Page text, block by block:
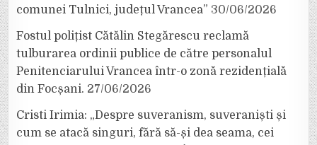
comunei Tulnici, județul Vrancea” 30/06/2026
Fostul polițist Cătălin Stegărescu reclamă
tulburarea ordinii publice de către personalul
Penitenciarului Vrancea într-o zonă rezidențială
din Focșani. 27/06/2026
Cristi Irimia: „Despre suveranism, suveraniști și
cum se atacă singuri, fără să-și dea seama, cei